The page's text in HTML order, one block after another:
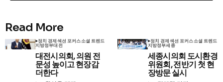
Read More
정치 경제 섹션 포커스소셜 트렌드
지방정부대전
대전시의회, 의원 전
문성 높이고 현장감
더한다
정치 경제 섹션 포커스소셜 트렌드
지방정부세종
세종시의회 도시환경
위원회, 전반기 첫 현
장방문 실시